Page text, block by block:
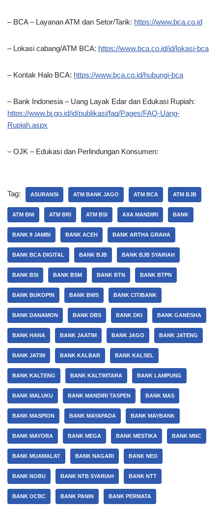
– BCA – Layanan ATM dan Setor/Tarik: https://www.bca.co.id
– Lokasi cabang/ATM BCA: https://www.bca.co.id/id/lokasi-bca
– Kontak Halo BCA: https://www.bca.co.id/hubungi-bca
– Bank Indonesia – Uang Layak Edar dan Edukasi Rupiah:
https://www.bi.go.id/id/publikasi/faq/Pages/FAQ-Uang-
Rupiah.aspx
– OJK – Edukasi dan Perlindungan Konsumen:
Tag: ASURANSI ATM BANK JAGO ATM BCA ATM BJB
ATM BNI ATM BRI ATM BSI AXA MANDIRI BANK
BANK 9 JAMBI BANK ACEH BANK ARTHA GRAHA
BANK BCA DIGITAL BANK BJB BANK BJB SYARIAH
BANK BSI BANK BSM BANK BTN BANK BTPN
BANK BUKOPIN BANK BWS BANK CITIBANK
BANK DANAMON BANK DBS BANK DKI BANK GANESHA
BANK HANA BANK JAATIM BANK JAGO BANK JATENG
BANK JATIM BANK KALBAR BANK KALSEL
BANK KALTENG BANK KALTIMTARA BANK LAMPUNG
BANK MALUKU BANK MANDIRI TASPEN BANK MAS
BANK MASPION BANK MAYAPADA BANK MAYBANK
BANK MAYORA BANK MEGA BANK MESTIKA BANK MNC
BANK MUAMALAT BANK NAGARI BANK NEO
BANK NOBU BANK NTB SYARIAH BANK NTT
BANK OCBC BANK PANIN BANK PERMATA